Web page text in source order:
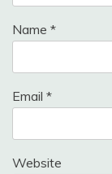
Name *
Email *
Website